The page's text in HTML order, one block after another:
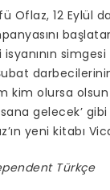
Oflaz, 12 Eylül
isyanının simgesi
kim olursa
sana gelecek’
yeni kitabı
Türkçe